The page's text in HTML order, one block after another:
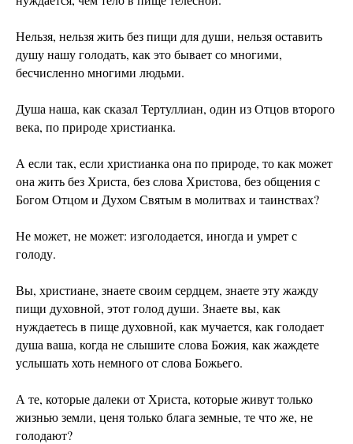
Нельзя, нельзя жить без пищи для души, нельзя оставить
душу нашу голодать, как это бывает со многими,
бесчисленно многими людьми.
Душа наша, как сказал Тертуллиан, один из Отцов второго
века, по природе христианка.
А если так, если христианка она по природе, то как может
она жить без Христа, без слова Христова, без общения с
Богом Отцом и Духом Святым в молитвах и таинствах?
Не может, не может: изголодается, иногда и умрет с
голоду.
Вы, христиане, знаете своим сердцем, знаете эту жажду
пищи духовной, этот голод души. Знаете вы, как
нуждаетесь в пище духовной, как мучается, как голодает
душа ваша, когда не слышите слова Божия, как жаждете
услышать хоть немного от слова Божьего.
А те, которые далеки от Христа, которые живут только
жизнью земли, ценя только блага земные, те что же, не
голодают?